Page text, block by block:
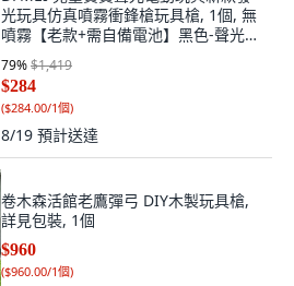
光玩具仿真噴霧衝鋒槍玩具槍, 1個, 無
噴霧【老款+需自備電池】黑色-聲光槍
_需自備3個電池:如圖
79%$1,419
$284
($284.00/1個)
8/19 預計送達
卷木森活館老鷹彈弓 DIY木製玩具槍,
詳見包裝, 1個
$960
($960.00/1個)